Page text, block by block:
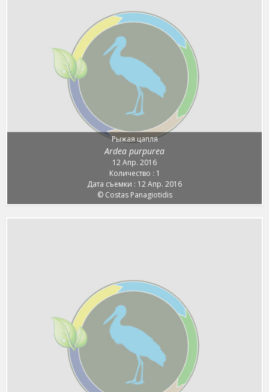
Рыжая цапля
Ardea purpurea
12 Апр. 2016
Количество : 1
Дата съемки : 12 Апр. 2016
© Costas Panagiotidis